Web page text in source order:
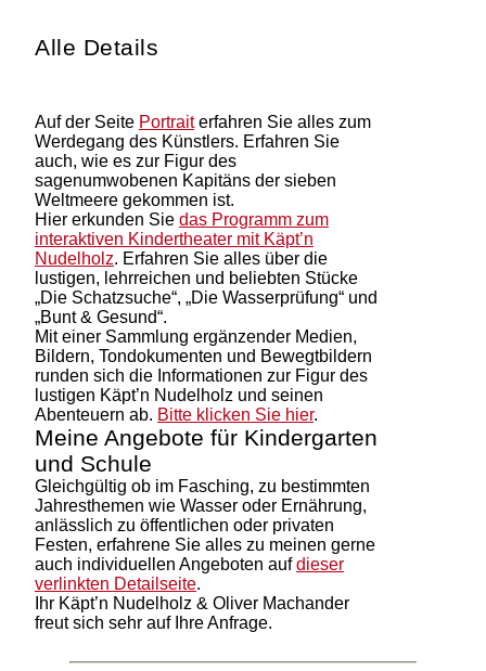
Alle Details
Auf der Seite Portraiterfahren Sie alles zum
Werdegang des Künstlers. Erfahren Sie
auch, wie es zur Figur des
sagenumwobenen Kapitäns der sieben
Weltmeere gekommen ist.
Hier erkunden Sie das Programm zum
interaktiven Kindertheater mit Käpt’n
Nudelholz. Erfahren Sie alles über die
lustigen, lehrreichen und beliebten Stücke
„Die Schatzsuche“, „Die Wasserprüfung“ und
„Bunt & Gesund“.
Mit einer Sammlung ergänzender Medien,
Bildern, Tondokumenten und Bewegtbildern
runden sich die Informationen zur Figur des
lustigen Käpt’n Nudelholz und seinen
Abenteuern ab. Bitte klicken Sie hier.
Meine Angebote für Kindergarten
und Schule
Gleichgültig ob im Fasching, zu bestimmten
Jahresthemen wie Wasser oder Ernährung,
anlässlich zu öffentlichen oder privaten
Festen, erfahrene Sie alles zu meinen gerne
auch individuellen Angeboten aufdieser
verlinkten Detailseite.
Ihr Käpt’n Nudelholz & Oliver Machander
freut sich sehr auf Ihre Anfrage.